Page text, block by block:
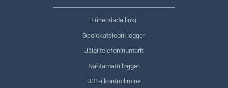
Lühendada linki
Geolokatsiooni logger
Jälgi telefoninumbrit
Nähtamatu logger
URL-i kontrollimine